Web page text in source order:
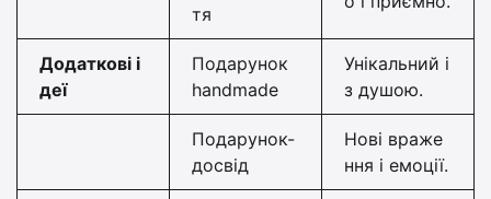
тя
Додаткові і
деї
Подарунок
handmade
Унікальний і
з душою.
Подарунок-
досвід
Нові враже
ння і емоції.